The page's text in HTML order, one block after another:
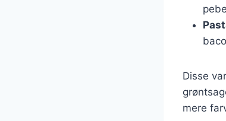
Disse
mere